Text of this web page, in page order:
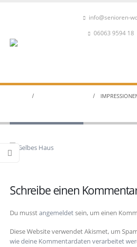
info@senioren-
06063 9594 18
Schreibe einen
Du musstangemeldetsein, um einen
Diese Website verwendet Akismet, um
wie deine Kommentardaten verarbeitet